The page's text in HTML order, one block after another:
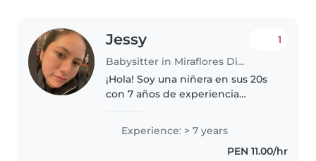
Jessy
Babysitter in Miraflores District
1
¡Hola! Soy una niñera en sus 20s
con 7 años de experiencia
y preescolares. Me encanta
dibujar, leer cuentos y hacer
manualidades con los niños.
Experience: > 7 years
PEN 11.00/hr